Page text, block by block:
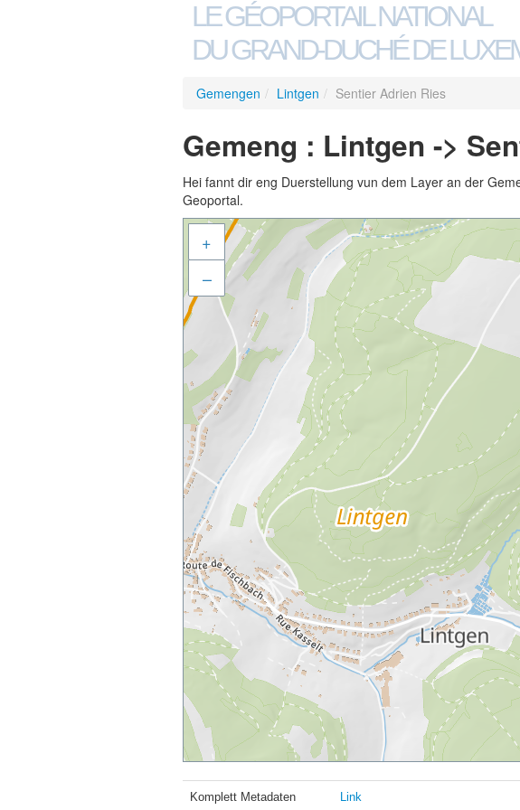
LE GÉOPORTAIL NATIONAL
DU GRAND-DUCHÉ DE
Gemengen / Lintgen / Sentier Adrien Ries
Gemeng : Lintgen ->
Hei fannt dir eng Duerstellung vun dem Layer an der
Geoportal.
+
–
Komplett Metadaten Link